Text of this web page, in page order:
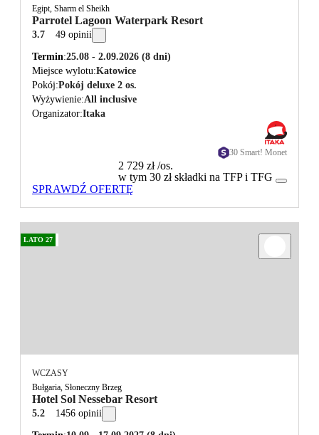
Egipt, Sharm el Sheikh
Parrotel Lagoon Waterpark Resort
3.7 49 opinii
Termin 25.08 - 2.09.2026 (8 dni)
Miejsce wylotu Katowice
Pokój Pokój deluxe 2 os.
Wyżywienie All inclusive
Organizator Itaka
30 Smart! Monet
2 729 zł/os.
w tym 30 zł składki na TFP i TFG
SPRAWDŹ OFERTĘ
LATO 27
WCZASY
Bułgaria, Słoneczny Brzeg
Hotel Sol Nessebar Resort
5.2 1456 opinii